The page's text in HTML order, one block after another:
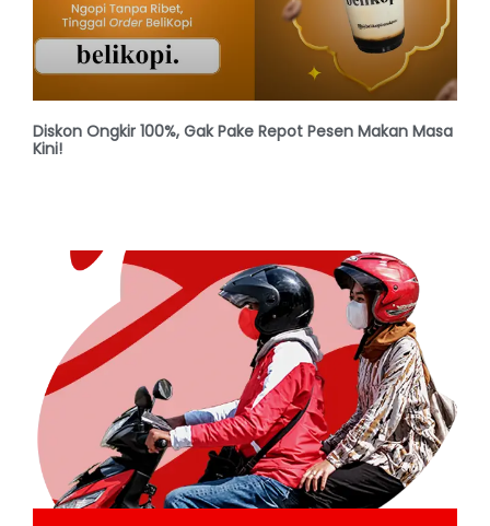
Diskon Ongkir 100%, Gak Pake Repot Pesen Makan Masa
Kini!